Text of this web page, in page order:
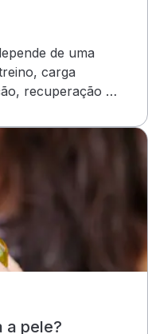
de uma
carga
recuperação e
a pele?